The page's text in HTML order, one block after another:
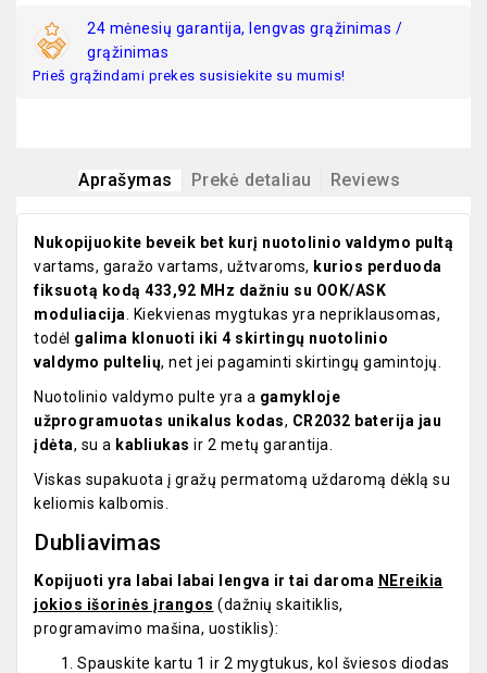
24 mėnesių garantija, lengvas grąžinimas /
grąžinimas
Prieš grąžindami prekes susisiekite su mumis!
Aprašymas Prekė detaliau Reviews
Nukopijuokite beveik bet kurį nuotolinio valdymo pultą
vartams, garažo vartams, užtvaroms, kurios perduoda
fiksuotą kodą 433,92 MHz dažniu su OOK/ASK
moduliacija . Kiekvienas mygtukas yra nepriklausomas,
todėl galima klonuoti iki 4 skirtingų nuotolinio
valdymo pultelių, net jei pagaminti skirtingų gamintojų.
Nuotolinio valdymo pulte yra a gamykloje
užprogramuotas unikalus kodas, CR2032 baterija jau
įdėta, su a kabliukas ir 2 metų garantija.
Viskas supakuota į gražų permatomą uždaromą dėklą su
keliomis kalbomis.
Dubliavimas
Kopijuoti yra labai labai lengva ir tai daroma NEreikia
jokios išorinės įrangos (dažnių skaitiklis,
programavimo mašina, uostiklis):
Spauskite kartu 1 ir 2 mygtukus, kol šviesos diodas